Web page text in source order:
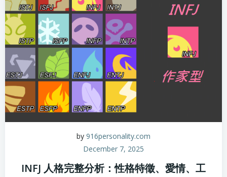
by 916personality.com
December 7, 2025
INFJ 人格完整分析：性格特徵、愛情、工